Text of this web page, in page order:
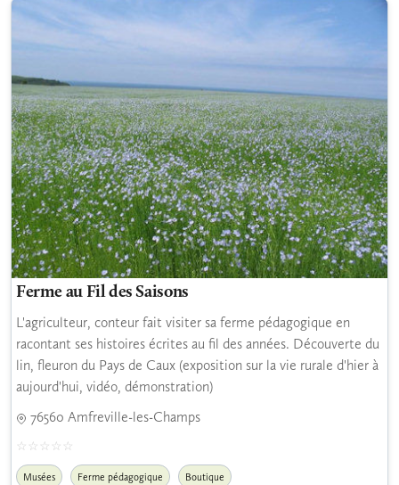
Ferme au Fil des Saisons
L'agriculteur, conteur fait visiter sa ferme pédagogique en
racontant ses histoires écrites au fil des années. Découverte du
lin, fleuron du Pays de Caux (exposition sur la vie rurale d'hier à
aujourd'hui, vidéo, démonstration)
76560 Amfreville-les-Champs
Musées Ferme pédagogique Boutique